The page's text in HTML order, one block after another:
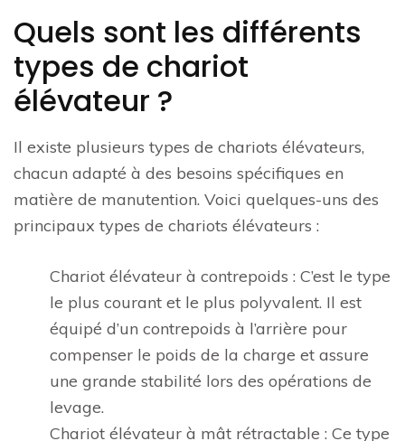
Quels sont les différents
types de chariot
élévateur ?
Il existe plusieurs types de chariots élévateurs,
chacun adapté à des besoins spécifiques en
matière de manutention. Voici quelques-uns des
principaux types de chariots élévateurs :
Chariot élévateur à contrepoids : C’est le type
le plus courant et le plus polyvalent. Il est
équipé d’un contrepoids à l’arrière pour
compenser le poids de la charge et assure
une grande stabilité lors des opérations de
levage.
Chariot élévateur à mât rétractable : Ce type